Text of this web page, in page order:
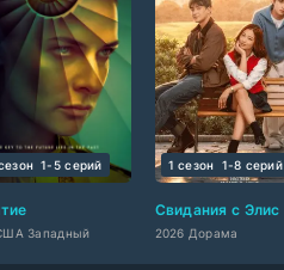
Западный
1-5 cерий
2026 Дорама
1 сезон 1-8 cерий